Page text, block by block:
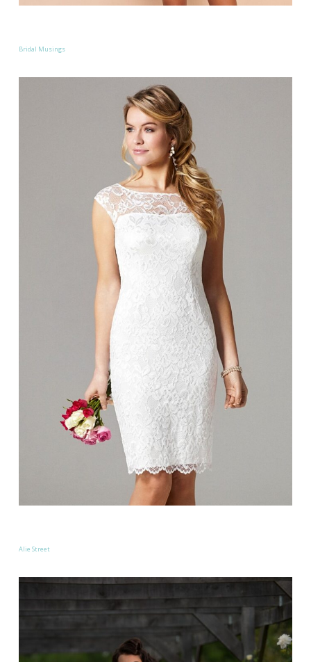
Bridal Musings
Alie Street